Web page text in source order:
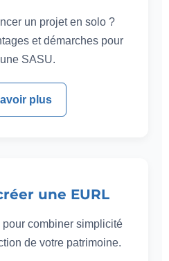
un projet en solo ?
et démarches pour
SASU.
plus
une EURL
pour combiner simplicité
de votre patrimoine.